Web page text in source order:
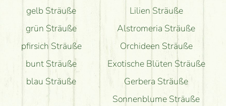
gelb Sträuße
grün Sträuße
pfirsich Sträuße
bunt Sträuße
blau Sträuße
Lilien Sträuße
Alstromeria Sträuße
Orchideen Sträuße
Exotische Blüten Sträuße
Gerbera Sträuße
Sonnenblume Sträuße